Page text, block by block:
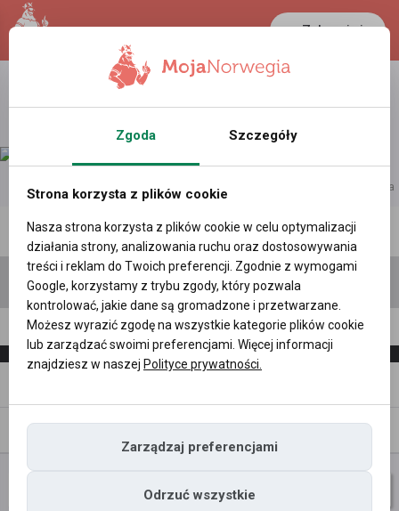
Zaloguj się
reklama
Polecane profile Filtr wyszukiwań
andrzej wiśniewski, (59 l.)
Nazwa użytkownika
Zgoda Szczegóły
Strona korzysta z plików cookie
Nasza strona korzysta z plików cookie w celu optymalizacji
działania strony, analizowania ruchu oraz dostosowywania
treści i reklam do Twoich preferencji. Zgodnie z wymogami
Google, korzystamy z trybu zgody, który pozwala
kontrolować, jakie dane są gromadzone i przetwarzane.
Możesz wyrazić zgodę na wszystkie kategorie plików cookie
lub zarządzać swoimi preferencjami. Więcej informacji
znajdziesz w naszej Polityce prywatności.
Zarządzaj preferencjami
Odrzuć wszystkie